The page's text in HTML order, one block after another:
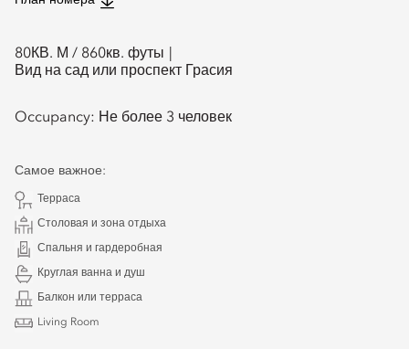
80КВ. М / 860кв. футы
Вид на сад или проспект Грасия
Occupancy: Не более 3 человек
Самое важное:
Терраса
Столовая и зона отдыха
Спальня и гардеробная
Круглая ванна и душ
Балкон или терраса
Living Room